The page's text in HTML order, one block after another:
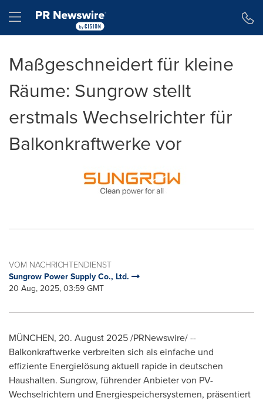
Hamburger menu
Maßgeschneidert für kleine
Räume: Sungrow stellt
erstmals Wechselrichter für
Balkonkraftwerke vor
VOM NACHRICHTENDIENST
Sungrow Power Supply Co., Ltd.
20 Aug, 2025, 03:59 GMT
MÜNCHEN, 20. August 2025/PRNewswire/ --
Balkonkraftwerke verbreiten sich als einfache und
effiziente Energielösung aktuell rapide in deutschen
Haushalten. Sungrow, führender Anbieter von PV-
Wechselrichtern und Energiespeichersystemen, präsentiert